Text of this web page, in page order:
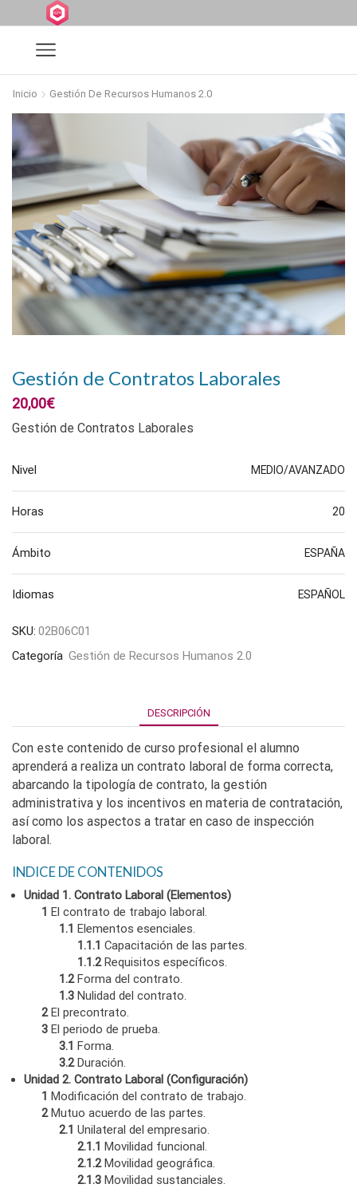
Inicio Gestión De Recursos Humanos 2.0
Gestión de Contratos Laborales
20,00€
Gestión de Contratos Laborales
Nivel MEDIO/AVANZADO
Horas 20
Ámbito ESPAÑA
Idiomas ESPAÑOL
SKU: 02B06C01
Categoría Gestión de Recursos Humanos 2.0
DESCRIPCIÓN
Con este contenido de curso profesional el alumno
aprenderá a realiza un contrato laboral de forma correcta,
abarcando la tipología de contrato, la gestión
administrativa y los incentivos en materia de contratación,
así como los aspectos a tratar en caso de inspección
laboral.
INDICE DE CONTENIDOS
Unidad 1. Contrato Laboral (Elementos)
1 El contrato de trabajo laboral.
1.1 Elementos esenciales.
1.1.1 Capacitación de las partes.
1.1.2Requisitos específicos.
1.2Forma del contrato.
1.3 Nulidad del contrato.
2El precontrato.
3 El periodo de prueba.
3.1 Forma.
3.2Duración.
Unidad 2. Contrato Laboral (Configuración)
1 Modificación del contrato de trabajo.
2Mutuo acuerdo de las partes.
2.1 Unilateral del empresario.
2.1.1 Movilidad funcional.
2.1.2Movilidad geográfica.
2.1.3Movilidad sustanciales.